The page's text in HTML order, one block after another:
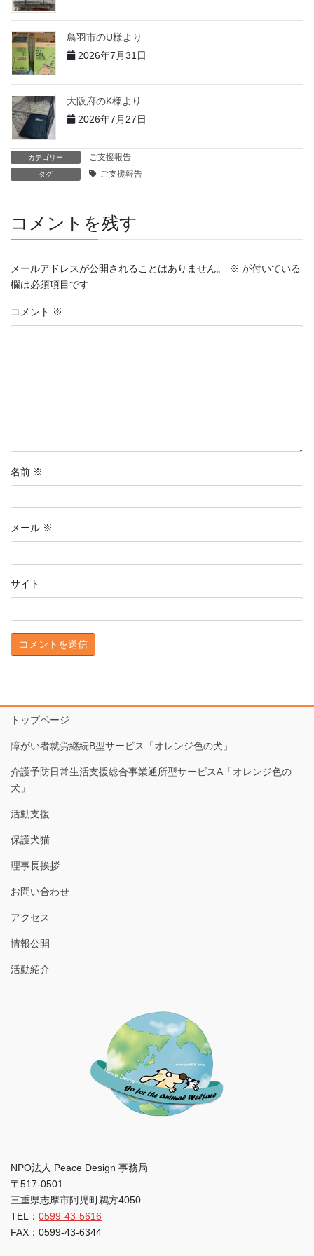
鳥羽市のU様より
2026年7月31日
大阪府のK様より
2026年7月27日
カテゴリー ご支援報告
タグ ご支援報告
コメントを残す
メールアドレスが公開されることはありません。 ※ が付いている
欄は必須項目です
コメント ※
名前 ※
メール ※
サイト
トップページ
障がい者就労継続B型サービス「オレンジ色の犬」
介護予防日常生活支援総合事業通所型サービスA「オレンジ色の
犬」
活動支援
保護犬猫
理事長挨拶
お問い合わせ
アクセス
情報公開
活動紹介
NPO法人 Peace Design 事務局
〒517-0501
三重県志摩市阿児町鵜方4050
TEL： 0599-43-5616
FAX：0599-43-6344